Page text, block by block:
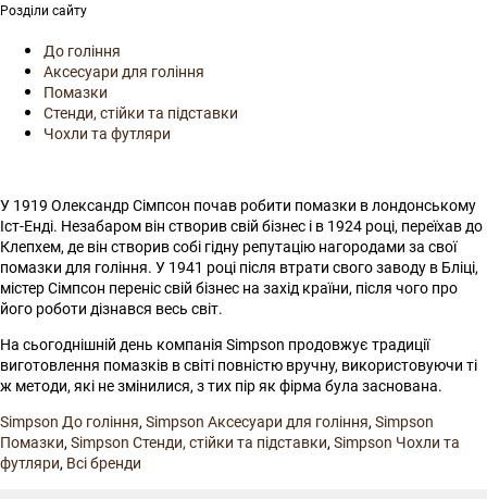
Розділи сайту
До гоління
Аксесуари для гоління
Помазки
Стенди, стійки та підставки
Чохли та футляри
У 1919 Олександр Сімпсон почав робити помазки в лондонському
Іст-Енді. Незабаром він створив свій бізнес і в 1924 році, переїхав до
Клепхем, де він створив собі гідну репутацію нагородами за свої
помазки для гоління. У 1941 році після втрати свого заводу в Бліці,
містер Сімпсон переніс свій бізнес на захід країни, після чого про
його роботи дізнався весь світ.
На сьогоднішній день компанія Simpson продовжує традиції
виготовлення помазків в світі повністю вручну, використовуючи ті
ж методи, які не змінилися, з тих пір як фірма була заснована.
Simpson До гоління,Simpson Аксесуари для гоління,Simpson
Помазки,Simpson Стенди, стійки та підставки,Simpson Чохли та
футляри, Всі бренди